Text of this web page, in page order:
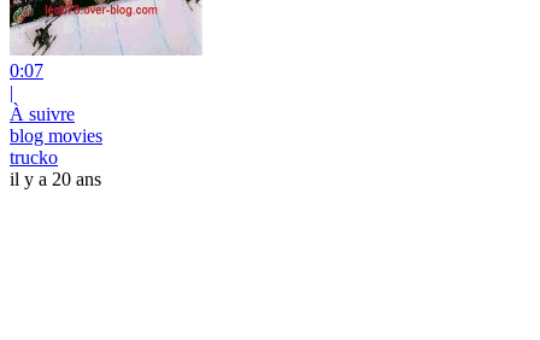
0:07
|
À suivre
blog movies
trucko
il y a 20 ans